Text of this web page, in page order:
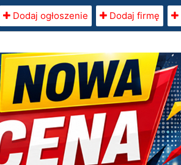
Dodaj ogłoszenie Dodaj firmę